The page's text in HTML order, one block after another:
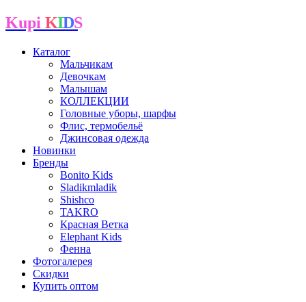
Kupi K I D S
Каталог
Мальчикам
Девочкам
Малышам
КОЛЛЕКЦИИ
Головные уборы, шарфы
Флис, термобельё
Джинсовая одежда
Новинки
Бренды
Bonito Kids
Sladikmladik
Shishco
TAKRO
Красная Ветка
Elephant Kids
Фенна
Фотогалерея
Скидки
Купить оптом